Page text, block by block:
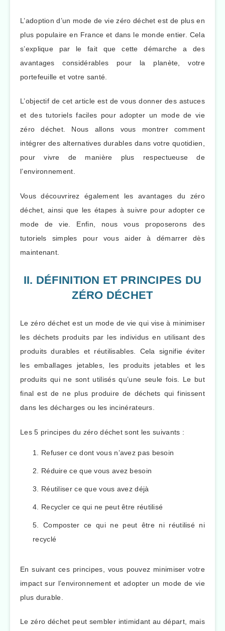
L’adoption d’un mode de vie zéro déchet est de plus en
plus populaire en France et dans le monde entier. Cela
s’explique par le fait que cette démarche a des
avantages considérables pour la planète, votre
portefeuille et votre santé.
L’objectif de cet article est de vous donner des astuces
et des tutoriels faciles pour adopter un mode de vie
zéro déchet. Nous allons vous montrer comment
intégrer des alternatives durables dans votre quotidien,
pour vivre de manière plus respectueuse de
l’environnement.
Vous découvrirez également les avantages du zéro
déchet, ainsi que les étapes à suivre pour adopter ce
mode de vie. Enfin, nous vous proposerons des
tutoriels simples pour vous aider à démarrer dès
maintenant.
II. DÉFINITION ET PRINCIPES DU
ZÉRO DÉCHET
Le zéro déchet est un mode de vie qui vise à minimiser
les déchets produits par les individus en utilisant des
produits durables et réutilisables. Cela signifie éviter
les emballages jetables, les produits jetables et les
produits qui ne sont utilisés qu’une seule fois. Le but
final est de ne plus produire de déchets qui finissent
dans les décharges ou les incinérateurs.
Les 5 principes du zéro déchet sont les suivants :
Refuser ce dont vous n’avez pas besoin
Réduire ce que vous avez besoin
Réutiliser ce que vous avez déjà
Recycler ce qui ne peut être réutilisé
Composter ce qui ne peut être ni réutilisé ni
recyclé
En suivant ces principes, vous pouvez minimiser votre
impact sur l’environnement et adopter un mode de vie
plus durable.
Le zéro déchet peut sembler intimidant au départ, mais